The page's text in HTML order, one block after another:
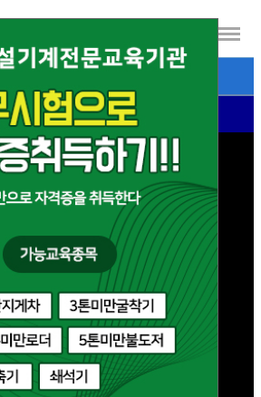
운전전문학원 소개영상 -